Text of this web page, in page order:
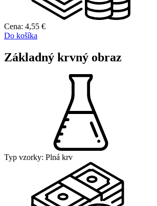
Cena: 4,55 €
Do košíka
Základný krvný obraz
Typ vzorky: Plná krv